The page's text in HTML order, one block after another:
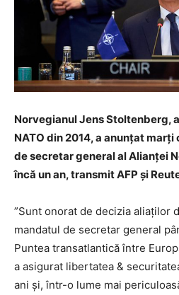
Norvegianul Jens Stoltenberg,
NATO din 2014, a anunţat
de secretar general al Alianţei
încă un an, transmit AFP şi
”Sunt onorat de decizia aliaţilor
mandatul de secretar general
Puntea transatlantică între
a asigurat libertatea &
ani şi, într-o lume mai